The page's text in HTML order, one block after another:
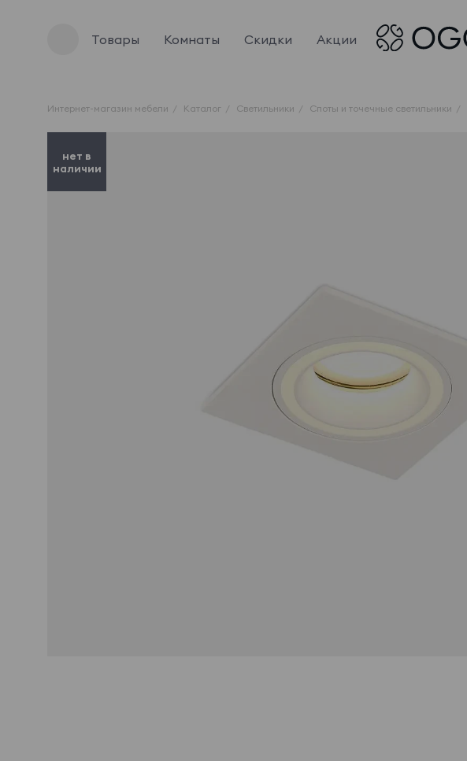
Товары Комнаты Скидки Акции
Интернет-магазин мебели Каталог Светильники Споты и точечные светильники
нет в
наличии